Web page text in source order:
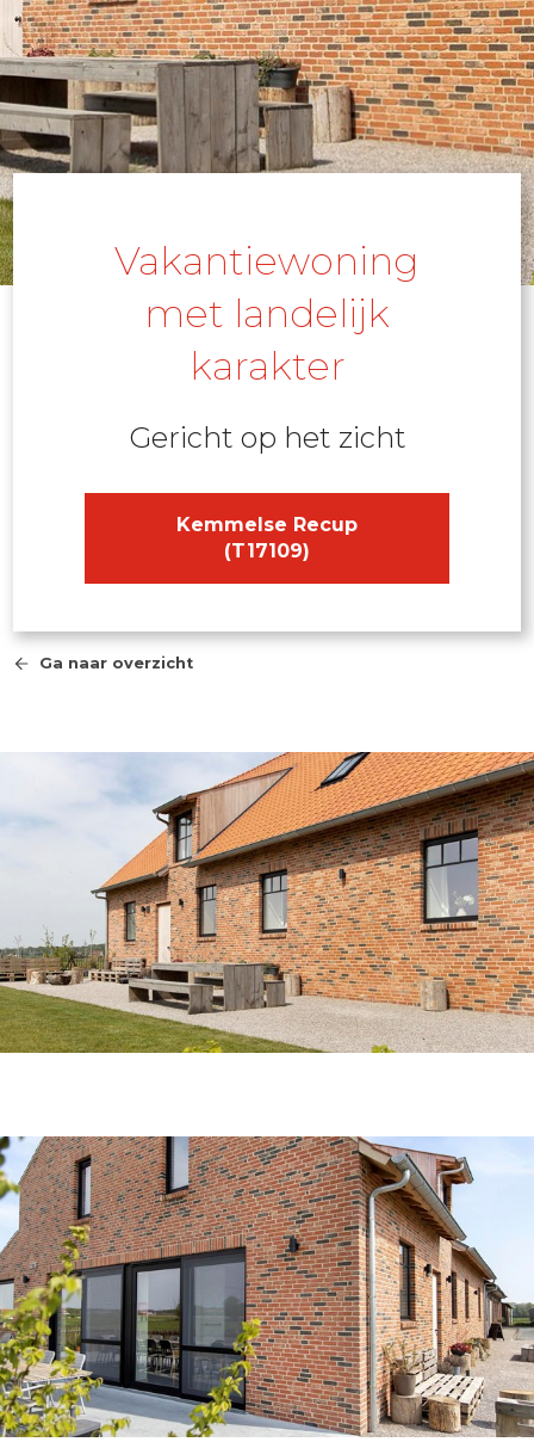
Vakantiewoning
met landelijk
karakter
Gericht op het zicht
Kemmelse Recup
(T17109)
Ga naar overzicht